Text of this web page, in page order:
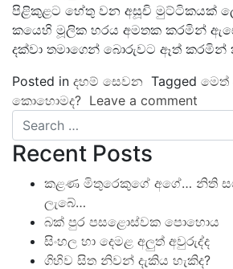
පිළිකුළට හේතු වන අසූචි මුට්ටිකයක්
කයෙහි මූලික හරය අමතක කරමින්
දක්වා තමාගෙන් බොරුවට ඈත් කරමින්
Posted in දහම් සෙවන Tagged
කොහොමද? Leave a comment
Search
Recent Posts
කළණ මිතුරෙකුගේ අගේ… නිති
ලැබේ…
බක් පුර පසළොස්වක පොහොය
සිංහල හා දෙමළ අලුත් අවුරුද්ද
ගිහිව සිත නිවන් දැකිය හැකිද?